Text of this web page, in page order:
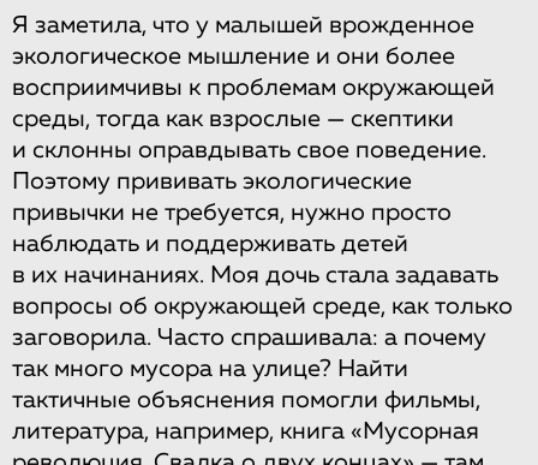
Я заметила, что у малышей врожденное
экологическое мышление и они более
восприимчивы к проблемам окружающей
среды, тогда как взрослые — скептики
и склонны оправдывать свое поведение.
Поэтому прививать экологические
привычки не требуется, нужно просто
наблюдать и поддерживать детей
в их начинаниях. Моя дочь стала задавать
вопросы об окружающей среде, как только
заговорила. Часто спрашивала: а почему
так много мусора на улице? Найти
тактичные объяснения помогли фильмы,
литература, например, книга «Мусорная